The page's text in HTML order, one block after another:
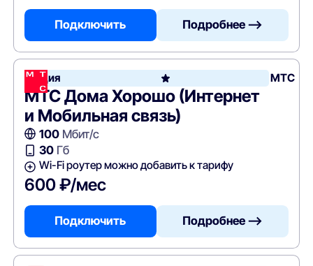
Подключить Подробнее —>
Акция МТС
МТС Дома Хорошо (Интернет
и Мобильная связь)
100Мбит/с
30Гб
Wi-Fi роутер можно добавить к тарифу
600 ₽/мес
Подключить Подробнее —>